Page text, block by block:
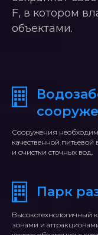
F, в котором
объектами.
Сооружения
качественной
и очистки сточных вод.
Парк
Высокотехнологичный
зонами и